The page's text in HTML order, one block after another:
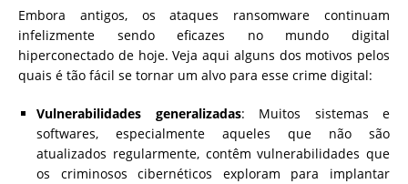
Embora antigos, os ataques ransomware continuam
infelizmente sendo eficazes no mundo digital
hiperconectado de hoje. Veja aqui alguns dos motivos pelos
quais é tão fácil se tornar um alvo para esse crime digital:
Vulnerabilidades generalizadas: Muitos sistemas e
softwares, especialmente aqueles que não são
atualizados regularmente, contêm vulnerabilidades que
os criminosos cibernéticos exploram para implantar